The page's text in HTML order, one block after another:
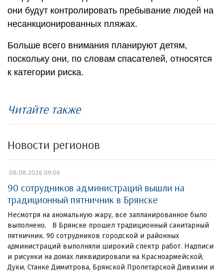
они будут контролировать пребывание людей на
несанкционированных пляжах.
Больше всего внимания планируют детям,
поскольку они, по словам спасателей, относятся
к категории риска.
Читайте также
Новости регионов
08.08.2026 09:06
90 сотрудников администраций вышли на
традиционный пятничник в Брянске
Несмотря на аномальную жару, все запланированное было
выполнено. В Брянске прошел традиционный санитарный
пятничник. 90 сотрудников городской и районных
администраций выполняли широкий спектр работ. Надписи
и рисунки на домах ликвидировали на Красноармейской,
Дуки, Станке Димитрова, Брянской Пролетарской Дивизии и